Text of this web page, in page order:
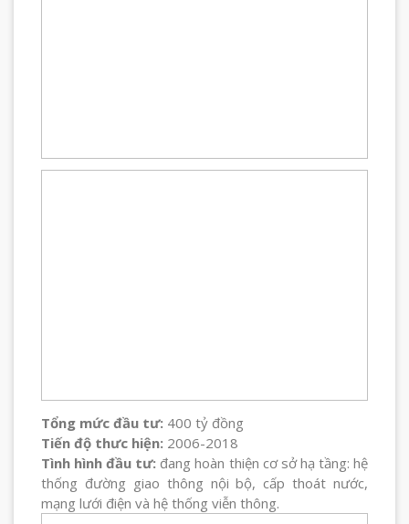
Tổng mức đầu tư: 400 tỷ đồng
Tiến độ thưc hiện: 2006-2018
Tình hình đầu tư: đang hoàn thiện cơ sở hạ tầng: hệ
thống đường giao thông nội bộ, cấp thoát nước,
mạng lưới điện và hệ thống viễn thông.